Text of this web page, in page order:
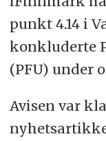
punkt 4.14 i
konkluderte
(PFU) under
Avisen var